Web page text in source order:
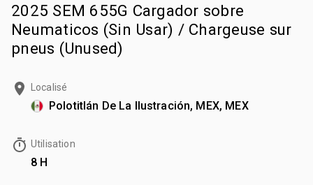
2025 SEM 655G Cargador sobre
Neumaticos (Sin Usar) / Chargeuse sur
pneus (Unused)
Localisé
Polotitlán De La Ilustración, MEX, MEX
Utilisation
8 H